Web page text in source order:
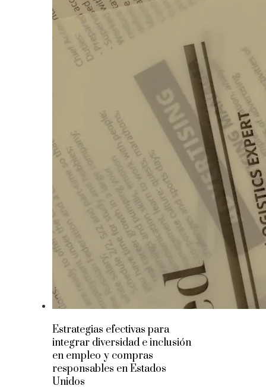
Estrategias efectivas para
integrar diversidad e inclusión
en empleo y compras
responsables en Estados
Unidos